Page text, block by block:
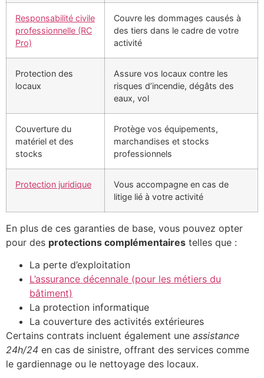
Responsabilité civile
professionnelle (RC
Pro)
Couvre les dommages causés à
des tiers dans le cadre de votre
activité
Protection des
locaux
Assure vos locaux contre les
risques d’incendie, dégâts des
eaux, vol
Couverture du
matériel et des
stocks
Protège vos équipements,
marchandises et stocks
professionnels
Protection juridique
Vous accompagne en cas de
litige lié à votre activité
En plus de ces garanties de base, vous pouvez opter
pour des protections complémentaires telles que :
La perte d’exploitation
L’assurance décennale (pour les métiers du
bâtiment)
La protection informatique
La couverture des activités extérieures
Certains contrats incluent également une assistance
24h/24 en cas de sinistre, offrant des services comme
le gardiennage ou le nettoyage des locaux.